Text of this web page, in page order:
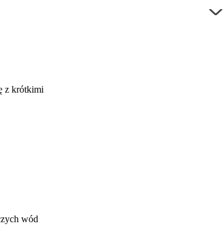
z krótkimi
wód